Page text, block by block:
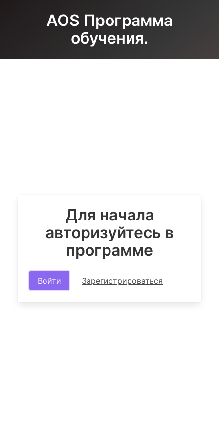
AOS Программа
обучения.
Для начала
авторизуйтесь в
программе
Войти Зарегистрироваться